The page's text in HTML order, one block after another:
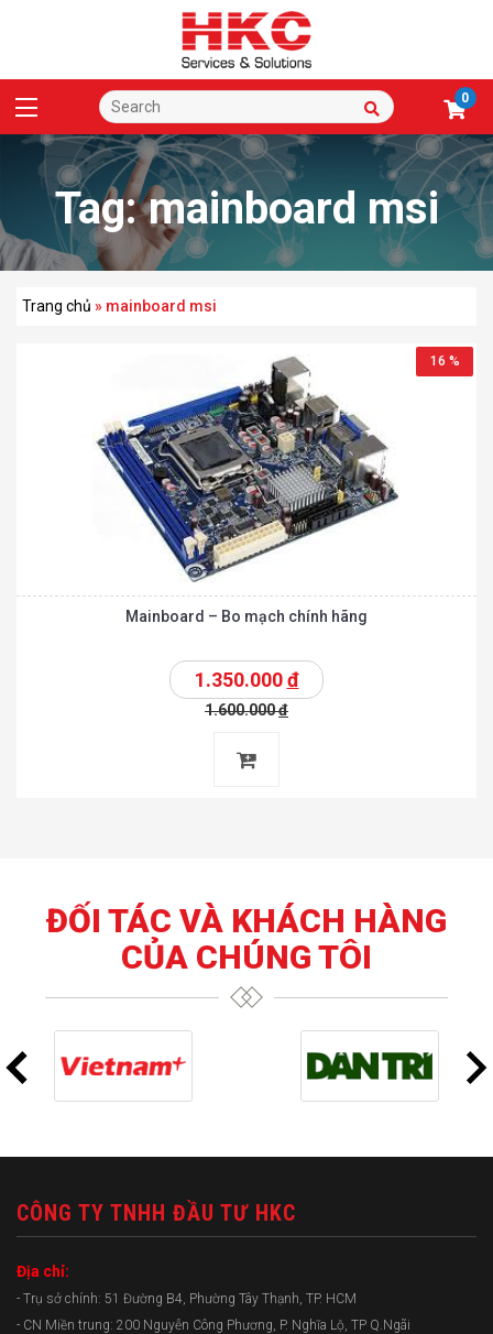
0
Tag:mainboard msi
Trang chủ » mainboard msi
16 %
Mainboard – Bo mạch chính hãng
1.350.000đ
1.600.000đ
ĐỐI TÁC VÀ KHÁCH HÀNG
CỦA CHÚNG TÔI
CÔNG TY TNHH ĐẦU TƯ HKC
Địa chỉ:
- Trụ sở chính: 51 Đường B4, Phường Tây Thạnh, TP. HCM
- CN Miền trung: 200 Nguyễn Công Phương, P. Nghĩa Lộ, TP Q.Ngãi